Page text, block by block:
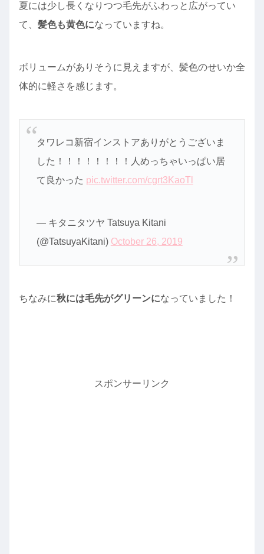
夏には少し長くなりつつ毛先がふわっと広がってい
て、 髪色も黄色になっていますね。
ボリュームがありそうに見えますが、髪色のせいか全
体的に軽さを感じます。
タワレコ新宿インストアありがとうございま
した！！！！！！！！人めっちゃいっぱい居
て良かった pic.twitter.com/cgrt3KaoTl
— キタニタツヤ Tatsuya Kitani
(@TatsuyaKitani) October 26, 2019
ちなみに秋には毛先がグリーンになっていました！
スポンサーリンク